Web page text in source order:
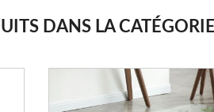
DANS LA